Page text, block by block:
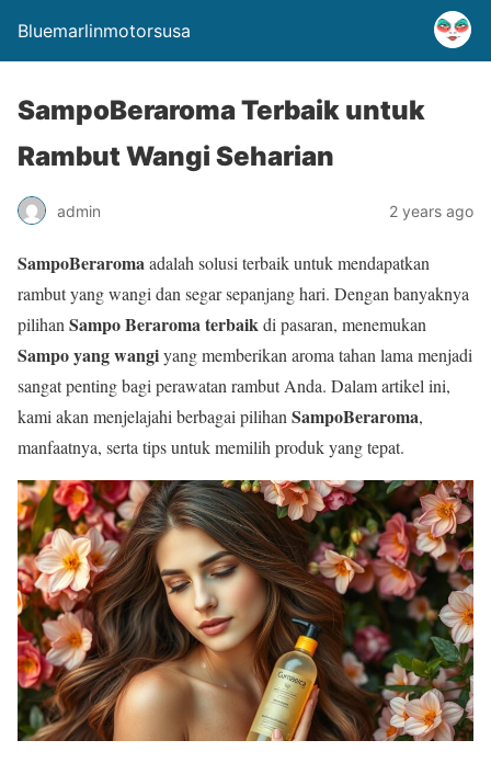
Bluemarlinmotorsusa
SampoBeraroma Terbaik untuk
Rambut Wangi Seharian
admin 2 years ago
SampoBeraromaadalah solusi terbaik untuk mendapatkan
rambut yang wangi dan segar sepanjang hari. Dengan banyaknya
pilihan Sampo Beraroma terbaikdi pasaran, menemukan
Sampo yang wangiyang memberikan aroma tahan lama menjadi
sangat penting bagi perawatan rambut Anda. Dalam artikel ini,
kami akan menjelajahi berbagai pilihan SampoBeraroma,
manfaatnya, serta tips untuk memilih produk yang tepat.